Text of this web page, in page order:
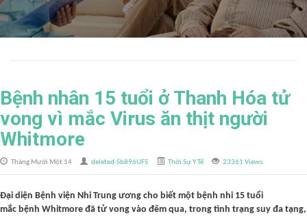
Bệnh nhân 15 tuổi ở Thanh Hóa tử
vong vì mắc Virus ăn thịt người
Whitmore
Tháng Mười Một 14 deleted-Sb896UF5 Thời Sự Y Tế 23361 Views
Đại diện Bệnh viện Nhi Trung ương cho biết một bệnh nhi 15 tuổi
mắc bệnh Whitmore đã tử vong vào đêm qua, trong tình trạng suy đa tạng,